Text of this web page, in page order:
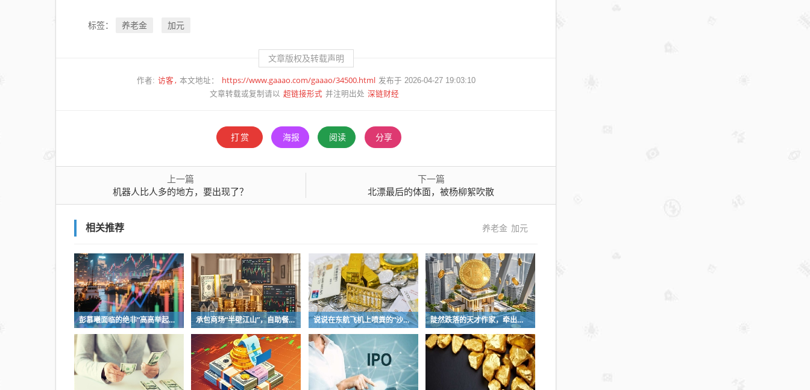
标签： 养老金 加元
文章版权及转载声明
作者: 访客 本文地址： https://www.gaaao.com/gaaao/34500.html 发布于 2026-04-27 19:03:10
文章转载或复制请以 超链接形式 并注明出处 深链财经
打赏 海报 阅读 分享
上一篇
机器人比人多的地方，要出现了？
下一篇
北漂最后的体面，被杨柳絮吹散
相关推荐 养老金 加元
彭慕曦面临的绝非“高高举起，轻轻放下” 承包商场“半壁江山”，自助餐为什么越开越多？ 说说在东航飞机上喷粪的“沙门世家” 陡然跌落的天才作家，牵出学界一个惊人的造假联盟